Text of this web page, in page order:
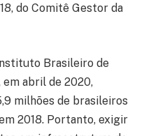
do Comitê Gestor da
Brasileiro de
em abril de 2020,
milhões de brasileiros
2018. Portanto, exigir